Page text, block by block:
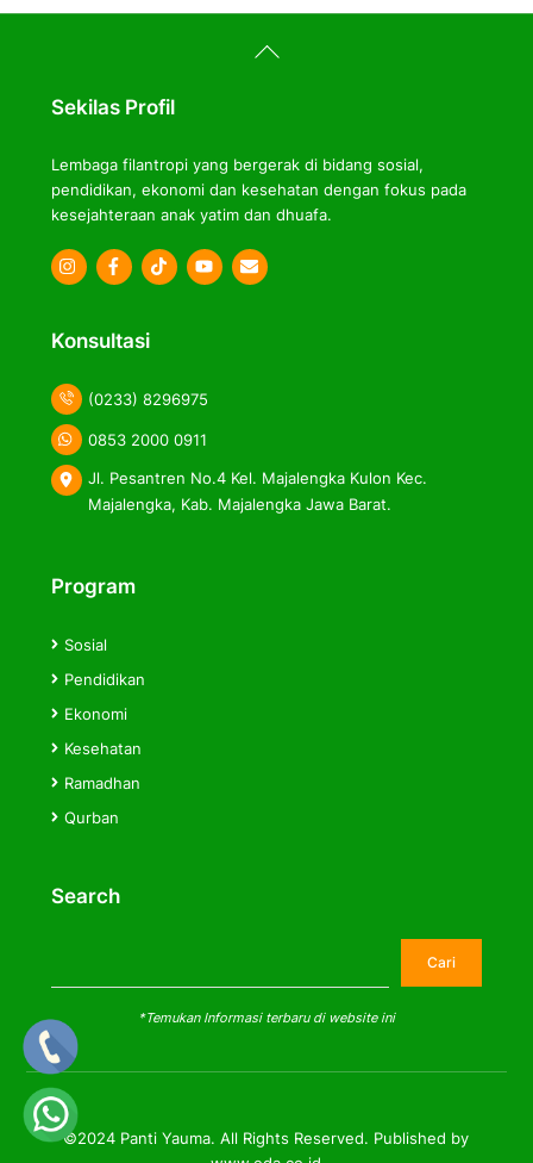
Back
To
Sekilas Profil
Lembaga filantropi yang bergerak di bidang sosial,
pendidikan, ekonomi dan kesehatan dengan fokus pada
kesejahteraan anak yatim dan dhuafa.
Icon
Icon
Icon
Konsultasi
(0233) 8296975
0853 2000 0911
Jl. Pesantren No.4 Kel. Majalengka Kulon Kec.
Majalengka, Kab. Majalengka Jawa Barat.
Program
Sosial
Pendidikan
Ekonomi
Kesehatan
Ramadhan
Qurban
Search
Cari
*Temukan Informasi terbaru di website ini
©2024 Panti Yauma. All Rights Reserved. Published by